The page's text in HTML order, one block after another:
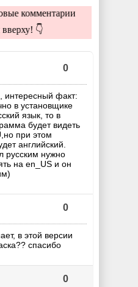
комментарии
вверху! 👇
0
интересный факт:
в установщике
язык, то в
будет видеть
при этом
английский.
русским нужно
на en_US и он
0
в этой версии
спасибо
0